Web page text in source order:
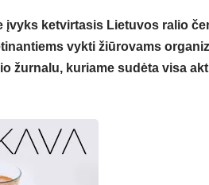
įvyks ketvirtasis Lietuvos ralio
vykti žiūrovams
žurnalu, kuriame sudėta visa